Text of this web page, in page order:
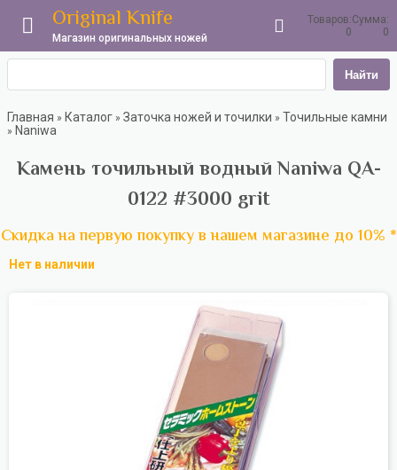
Original Knife
Магазин оригинальных ножей
Товаров:
0
Сумма:
0
Найти
Главная » Каталог » Заточка ножей и точилки » Точильные камни
» Naniwa
Камень точильный водный Naniwa QA-
0122 #3000 grit
Скидка на первую покупку в нашем магазине до 10% *
Нет в наличии